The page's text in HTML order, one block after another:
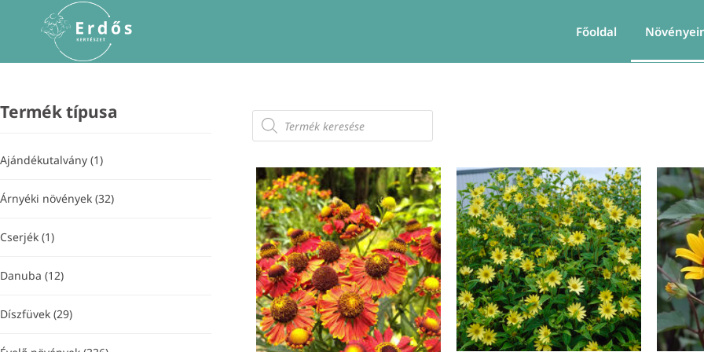
Főoldal
Termék típusa
Ajándékutalvány (1)
Árnyéki növények (32)
Cserjék (1)
Danuba (12)
Díszfüvek (29)
Products
search